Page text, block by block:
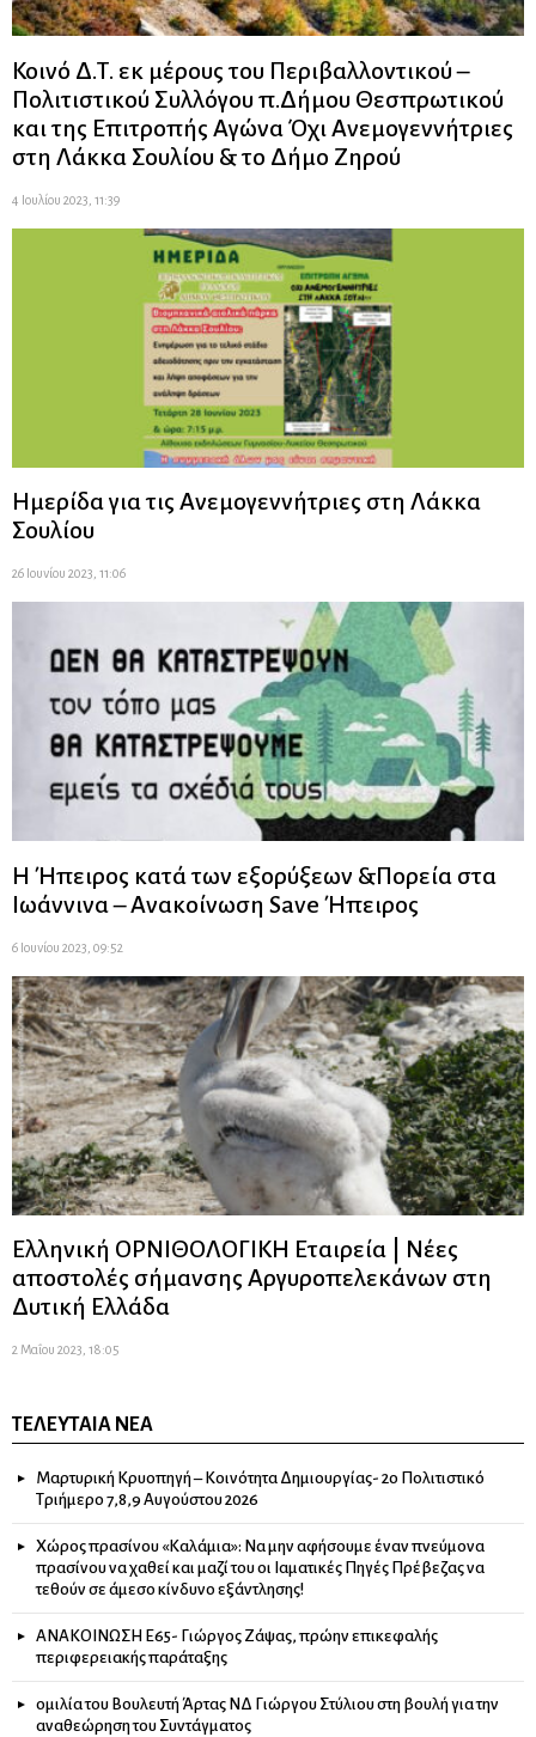
Κοινό Δ.Τ. εκ μέρους του Περιβαλλοντικού –
Πολιτιστικού Συλλόγου π.Δήμου Θεσπρωτικού
και της Επιτροπής Αγώνα Όχι Ανεμογεννήτριες
στη Λάκκα Σουλίου & το Δήμο Ζηρού
4 Ιουλίου 2023, 11:39
Ημερίδα για τις Ανεμογεννήτριες στη Λάκκα
Σουλίου
26 Ιουνίου 2023, 11:06
Η Ήπειρος κατά των εξορύξεων &Πορεία στα
Ιωάννινα – Ανακοίνωση Save Ήπειρος
6 Ιουνίου 2023, 09:52
Ελληνική ΟΡΝΙΘΟΛΟΓΙΚΗ Εταιρεία | Νέες
αποστολές σήμανσης Αργυροπελεκάνων στη
Δυτική Ελλάδα
2 Μαΐου 2023, 18:05
ΤΕΛΕΥΤΑΊΑ ΝΈΑ
Μαρτυρική Κρυοπηγή – Κοινότητα Δημιουργίας- 2ο Πολιτιστικό
Τριήμερο 7,8,9 Αυγούστου 2026
Χώρος πρασίνου «Καλάμια»: Να μην αφήσουμε έναν πνεύμονα
πρασίνου να χαθεί και μαζί του οι Ιαματικές Πηγές Πρέβεζας να
τεθούν σε άμεσο κίνδυνο εξάντλησης!
ΑΝΑΚΟΙΝΩΣΗ Ε65- Γιώργος Ζάψας, πρώην επικεφαλής
περιφερειακής παράταξης
ομιλία του Βουλευτή Άρτας ΝΔ Γιώργου Στύλιου στη βουλή για την
αναθεώρηση του Συντάγματος